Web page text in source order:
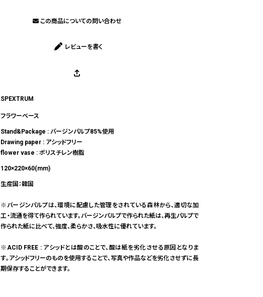
この商品についての問い合わせ
レビューを書く
SPEXTRUM
フラワーベース
Stand&Package : バージンパルプ85%使用
Drawing paper : アシッドフリー
flower vase : ポリスチレン樹脂
120×220×60(mm)
生産国：韓国
※バージンパルプは、環境に配慮した管理をされている森林から、適切な加
工・流通を得て作られています。バージンパルプで作られた紙は、再生パルプで
作られた紙に比べて、強度、柔らかさ、吸水性に優れています。
※ACID FREE : アシッドとは酸のことで、酸は紙を劣化させる原因となりま
す。アシッドフリーのものを使用することで、写真や作品などを劣化させずに長
期保存することができます。